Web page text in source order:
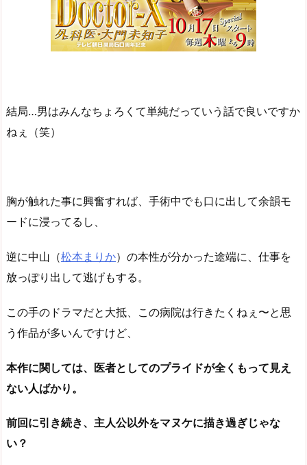
結局…男はみんなちょろくて単純だっていう話で良いですか
ねぇ（笑）
胸が触れた事に興奮すれば、手術中でも口に出して余韻モ
ードに浸ってるし、
逆に中山（松本まりか）の本性が分かった途端に、仕事を
放っぽり出して逃げもする。
この手のドラマだと大抵、この病院は行きたくねぇ〜と思
う作品が多いんですけど、
本作に関しては、医者としてのプライドが全くもって見え
ない人ばかり。
前回に引き続き、主人公以外をマヌケに描き過ぎじゃな
い？